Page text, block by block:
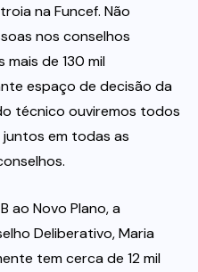
na Funcef. Não
nos conselhos
de 130 mil
espaço de decisão da
técnico ouviremos todos
em todas as
ao Novo Plano, a
Deliberativo, Maria
tem cerca de 12 mil